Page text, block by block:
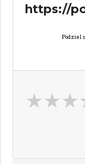
https://
Podziel